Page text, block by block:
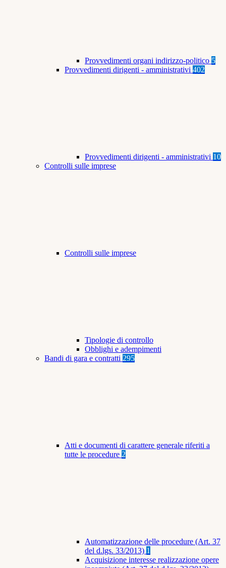
Provvedimenti organi indirizzo-politico 5
Provvedimenti dirigenti - amministrativi 402
Provvedimenti dirigenti - amministrativi 10
Controlli sulle imprese
Controlli sulle imprese
Tipologie di controllo
Obblighi e adempimenti
Bandi di gara e contratti 295
Atti e documenti di carattere generale riferiti a
tutte le procedure 2
Automatizzazione delle procedure (Art. 37
del d.lgs. 33/2013) 1
Acquisizione interesse realizzazione opere